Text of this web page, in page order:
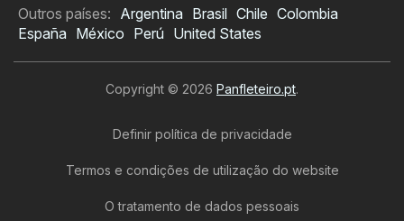
Outros países: Argentina Brasil Chile Colombia
España México Perú United States
Copyright © 2026 Panfleteiro.pt.
Definir política de privacidade
Termos e condições de utilização do website
O tratamento de dados pessoais